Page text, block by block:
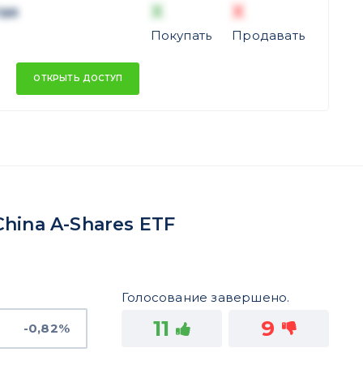
X
Покупать
X
Продавать
ОТКРЫТЬ ДОСТУП
A-Shares ETF
-0,82%
Голосование завершено.
11 9